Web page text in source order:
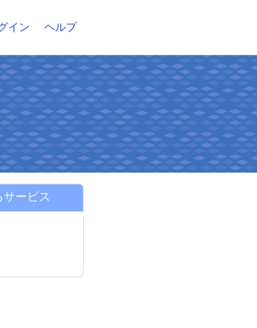
イン ヘルプ
ービス